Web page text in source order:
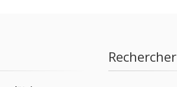
Rechercher